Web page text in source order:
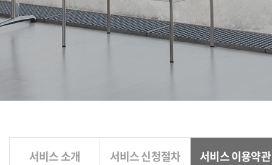
서비스 소개 서비스 신청절차 서비스 이용약관